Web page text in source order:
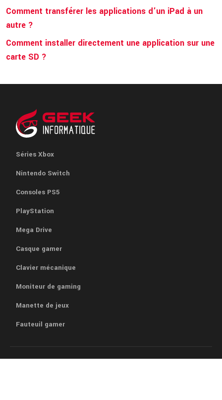
Comment transférer les applications d’un iPad à un
autre ?
Comment installer directement une application sur une
carte SD ?
Séries Xbox
Nintendo Switch
Consoles PS5
PlayStation
Mega Drive
Casque gamer
Clavier mécanique
Moniteur de gaming
Manette de jeux
Fauteuil gamer